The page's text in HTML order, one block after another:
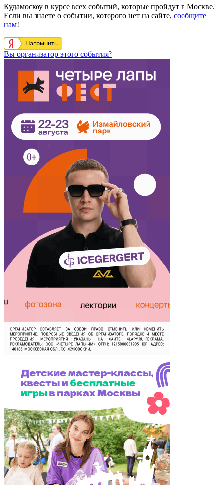
Кудамоскоу в курсе всех событий, которые пройдут в Москве.
Если вы знаете о событии, которого нет на сайте, сообщите
нам!
Напомнить
Вы организатор этого события?